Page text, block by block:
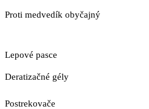
Proti medvedík obyčajný
Lepové pasce
Deratizačné gély
Postrekovače